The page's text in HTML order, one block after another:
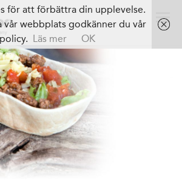
för att förbättra din upplevelse.
vår webbplats godkänner du vår
Läs mer OK